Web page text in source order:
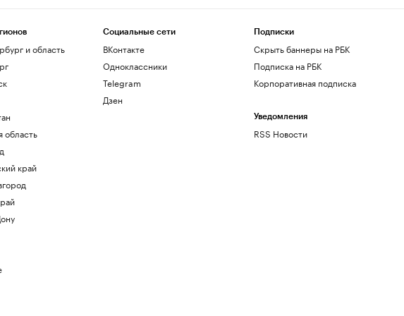
и область
область
край
Социальные сети
ВКонтакте
Одноклассники
Telegram
Дзен
Подписки
Скрыть баннеры на РБК
Подписка на РБК
Корпоративная подписка
Уведомления
RSS Новости